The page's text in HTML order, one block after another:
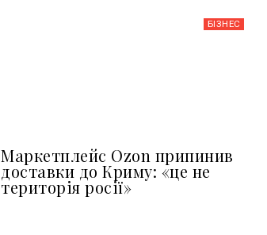
БІЗНЕС
Маркетплейс Ozon припинив
доставки до Криму: «це не
територія росії»